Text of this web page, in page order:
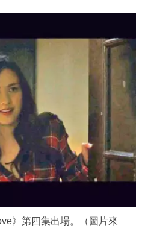
》第四集出場。（圖片來